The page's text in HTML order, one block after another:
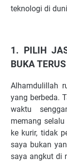
teknologi di
1. PILIH
BUKA TERUS
Alhamdulillah
yang berbeda.
waktu
memang
ke kurir, tidak
saya bukan
saya angkut di